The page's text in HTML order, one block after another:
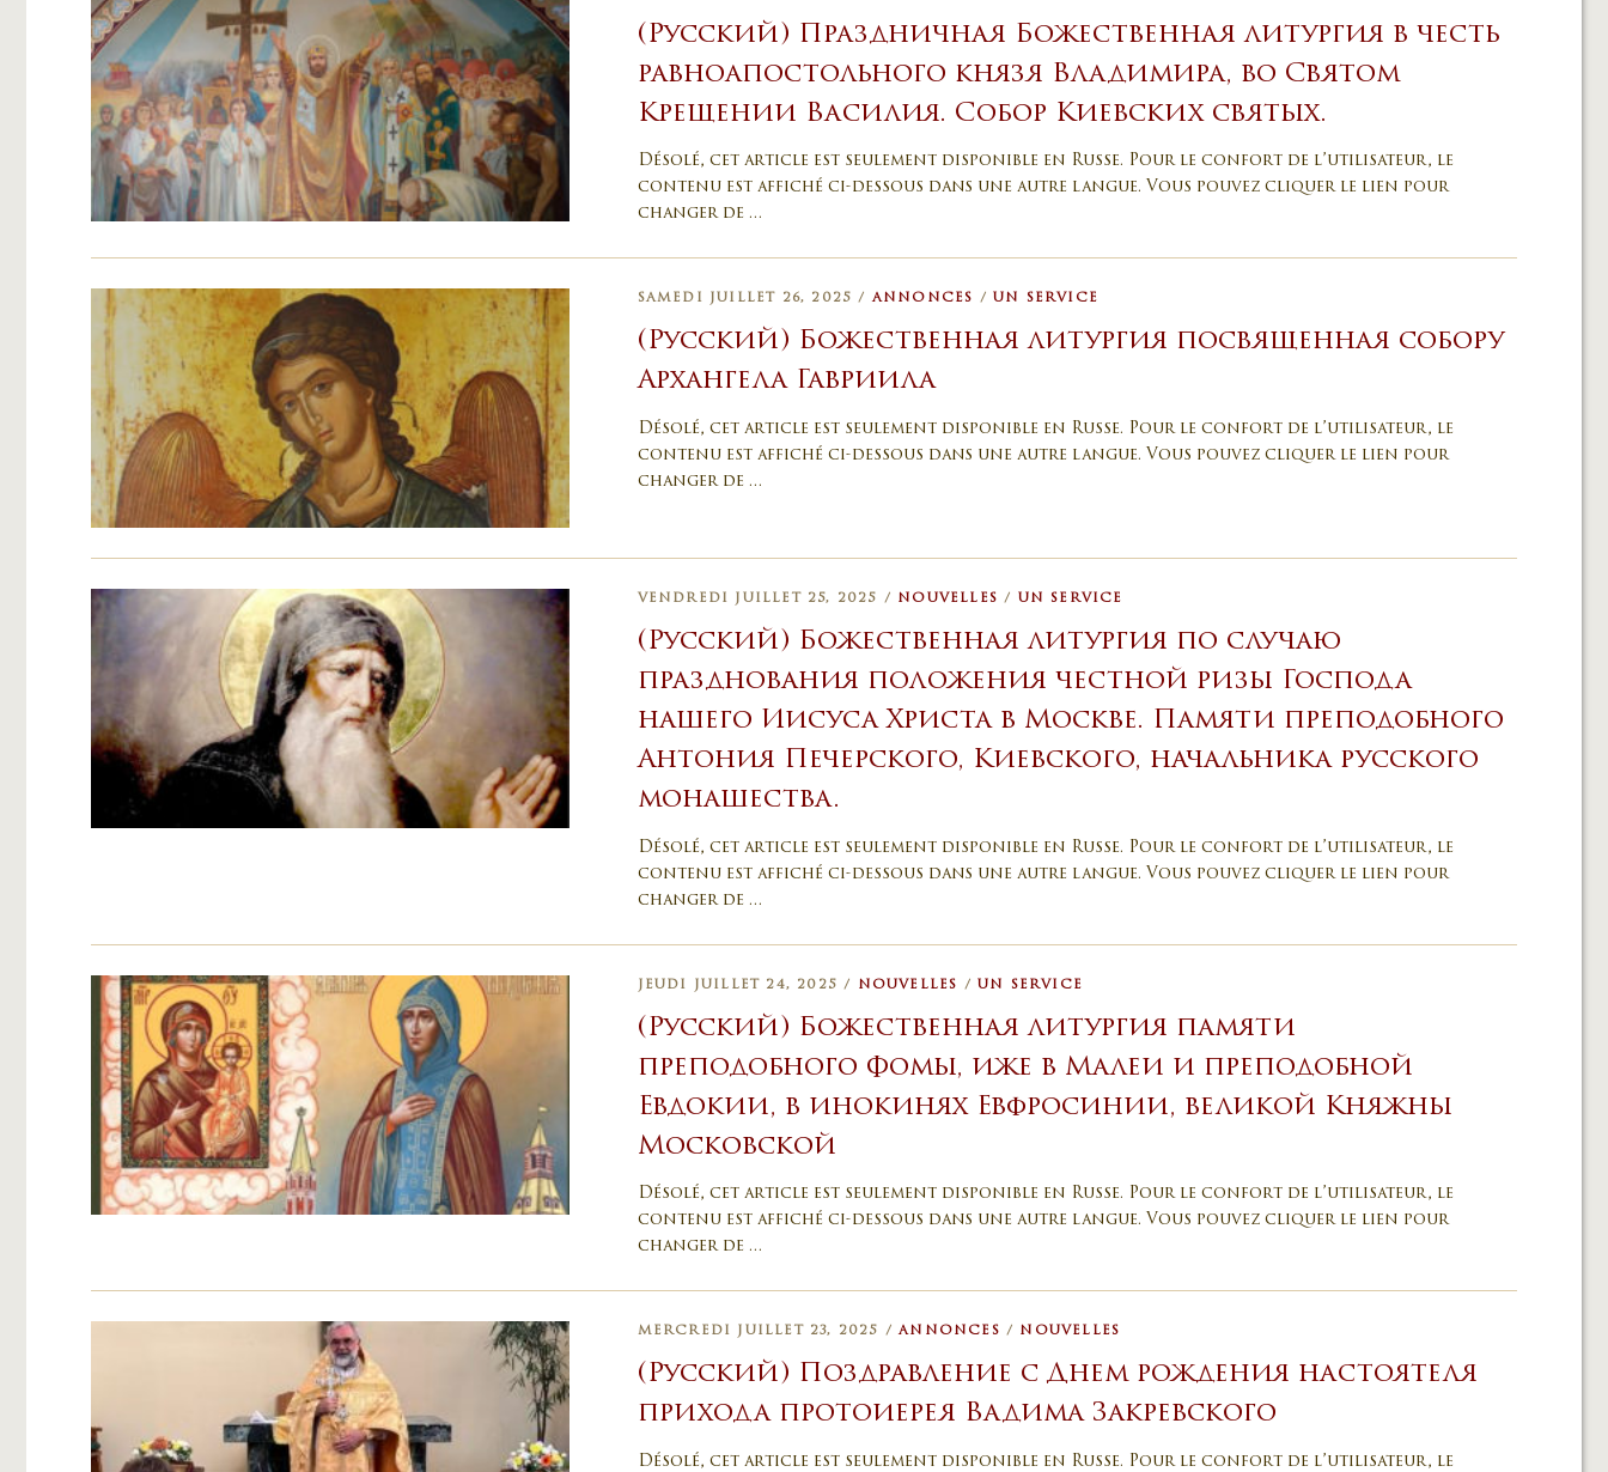
(Русский) Праздничная Божественная литургия в честь
равноапостольного князя Владимира, во Святом
Крещении Василия. Собор Киевских святых.
Désolé, cet article est seulement disponible en Russe. Pour le confort de l’utilisateur, le
contenu est affiché ci-dessous dans une autre langue. Vous pouvez cliquer le lien pour
changer de …
SAMEDI JUILLET 26, 2025 /ANNONCES /UN SERVICE
(Русский) Божественная литургия посвященная собору
Архангела Гавриила
Désolé, cet article est seulement disponible en Russe. Pour le confort de l’utilisateur, le
contenu est affiché ci-dessous dans une autre langue. Vous pouvez cliquer le lien pour
changer de …
VENDREDI JUILLET 25, 2025 / NOUVELLES / UN SERVICE
(Русский) Божественная литургия по случаю
празднования положения честной ризы Господа
нашего Иисуса Христа в Москве. Памяти преподобного
Антония Печерского, Киевского, начальника русского
монашества.
Désolé, cet article est seulement disponible en Russe. Pour le confort de l’utilisateur, le
contenu est affiché ci-dessous dans une autre langue. Vous pouvez cliquer le lien pour
changer de …
JEUDI JUILLET 24, 2025 / NOUVELLES /UN SERVICE
(Русский) Божественная литургия памяти
преподобного Фомы, иже в Малеи и преподобной
Евдокии, в инокинях Евфросинии, великой Княжны
Московской
Désolé, cet article est seulement disponible en Russe. Pour le confort de l’utilisateur, le
contenu est affiché ci-dessous dans une autre langue. Vous pouvez cliquer le lien pour
changer de …
MERCREDI JUILLET 23, 2025 /ANNONCES / NOUVELLES
(Русский) Поздравление с Днем рождения настоятеля
прихода протоиерея Вадима Закревского
Désolé, cet article est seulement disponible en Russe. Pour le confort de l’utilisateur, le